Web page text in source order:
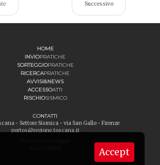
Successivo
Accept
HOME
INVIOPRATICHE
SORTEGGIOPRATICHE
RICERCAPRATICHE
AVVISI&NEWS
ACCESSOATTI
RISCHIOSISMICO
CONTATTI
- Settore Sismica - via San Gallo - Firenze
portos@regione.toscana.it